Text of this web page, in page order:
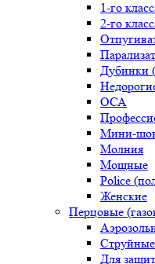
1-го
2-го
Дубинки
ОСА
Мини-
Молния
Мощные
Police
Женские
Перцовые
Струйные
Для